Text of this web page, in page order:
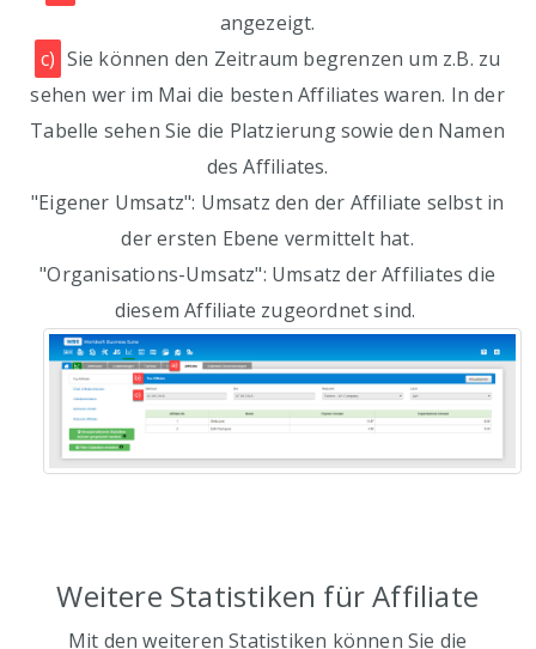
angezeigt.
c) Sie können den Zeitraum begrenzen um z.B. zu
sehen wer im Mai die besten Affiliates waren. In der
Tabelle sehen Sie die Platzierung sowie den Namen
des Affiliates.
"Eigener Umsatz": Umsatz den der Affiliate selbst in
der ersten Ebene vermittelt hat.
"Organisations-Umsatz": Umsatz der Affiliates die
diesem Affiliate zugeordnet sind.
Weitere Statistiken für Affiliate
Mit den weiteren Statistiken können Sie die